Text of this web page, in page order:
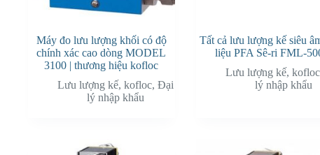
Máy đo lưu lượng khối có độ
chính xác cao dòng MODEL
3100 | thương hiệu kofloc
Lưu lượng kế, kofloc, Đại
lý nhập khẩu
Tất cả lưu lượng kế siêu
liệu PFA Sê-ri FML-
Lưu lượng kế, kofloc
lý nhập khẩu